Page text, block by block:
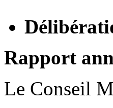
Rapport
Le Conseil